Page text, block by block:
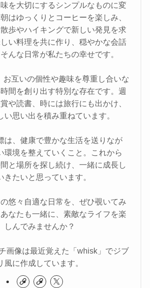
を大切にするシンプルなものに変
はゆっくりとコーヒーを楽しみ、
歩やハイキングで新しい発見を求
い料理を共に作り、穏やかな会話
んな日常が私たちの幸せです。
お互いの個性や趣味を尊重し合いな
間を創り出す特別な存在です。週
や読書、時には旅行にも出かけ、
い思い出を積み重ねています。
は、健康で豊かな生活を送りなが
環境を整えていくこと。これから
と場所を探し続け、一緒に成長し
きたいと思っています。
悠々自適な日常を、ぜひ覗いてみ
なたも一緒に、素敵なライフを楽
しんでみませんか？
画像は最近覚えた「whisk」でジブ
風に作成しています。